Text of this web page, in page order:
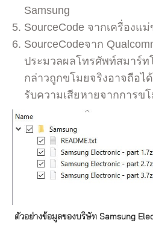
Samsung
SourceCode จากเครื่องแ
SourceCodeจาก
ประมวลผลโทรศัพท์สมาร์
กล่าวถูกขโมยจริงอาจถือไ
รับความเสียหายจากการข
ตัวอย่างข้อมูลของบริษัท Samsung